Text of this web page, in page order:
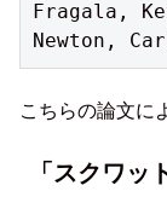
Fragala,
Newton,
こちらの論文に
「スクワ